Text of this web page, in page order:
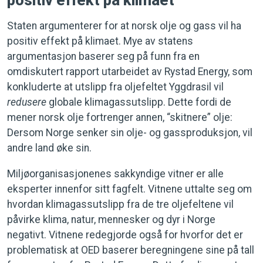
Staten argumenterer for at norsk olje og gass vil ha
positiv effekt på klimaet. Mye av statens
argumentasjon baserer seg på funn fra en
omdiskutert rapport utarbeidet av Rystad Energy, som
konkluderte at utslipp fra oljefeltet Yggdrasil vil
redusere globale klimagassutslipp. Dette fordi de
mener norsk olje fortrenger annen, “skitnere” olje:
Dersom Norge senker sin olje- og gassproduksjon, vil
andre land øke sin.
Miljøorganisasjonenes sakkyndige vitner er alle
eksperter innenfor sitt fagfelt. Vitnene uttalte seg om
hvordan klimagassutslipp fra de tre oljefeltene vil
påvirke klima, natur, mennesker og dyr i Norge
negativt. Vitnene redegjorde også for hvorfor det er
problematisk at OED baserer beregningene sine på tall